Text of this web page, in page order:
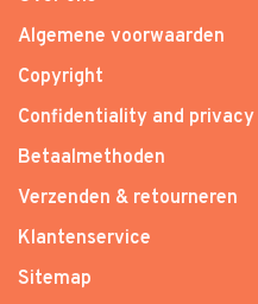
Algemene voorwaarden
Copyright
Confidentiality and privacy
Betaalmethoden
Verzenden & retourneren
Klantenservice
Sitemap